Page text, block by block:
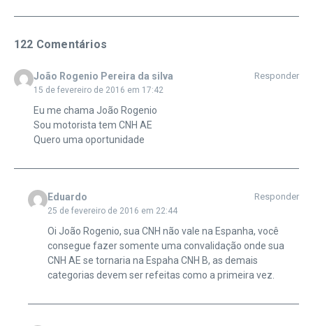
122 Comentários
João Rogenio Pereira da silva
15 de fevereiro de 2016 em 17:42
Responder
Eu me chama João Rogenio
Sou motorista tem CNH AE
Quero uma oportunidade
Eduardo
25 de fevereiro de 2016 em 22:44
Responder
Oi João Rogenio, sua CNH não vale na Espanha, você
consegue fazer somente uma convalidação onde sua
CNH AE se tornaria na Espaha CNH B, as demais
categorias devem ser refeitas como a primeira vez.